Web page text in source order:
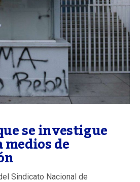
se investigue
de
Sindicato Nacional de